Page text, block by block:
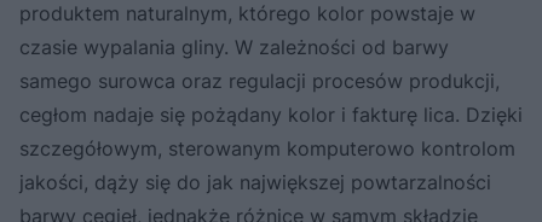
produktem naturalnym, którego kolor powstaje w
czasie wypalania gliny. W zależności od barwy
samego surowca oraz regulacji procesów produkcji,
cegłom nadaje się pożądany kolor i fakturę lica. Dzięki
szczegółowym, sterowanym komputerowo kontrolom
jakości, dąży się do jak największej powtarzalności
barwy cegieł, jednakże różnice w samym składzie